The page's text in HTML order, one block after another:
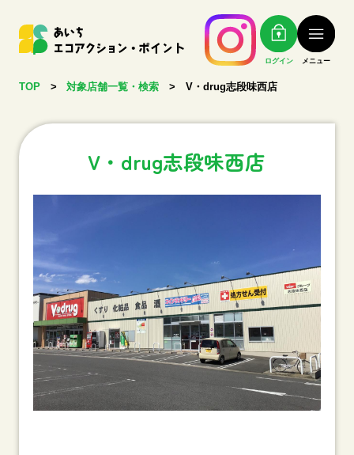
ログイン メニュー
TOP > 対象店舗一覧・検索 > V・drug志段味西店
V・drug志段味西店